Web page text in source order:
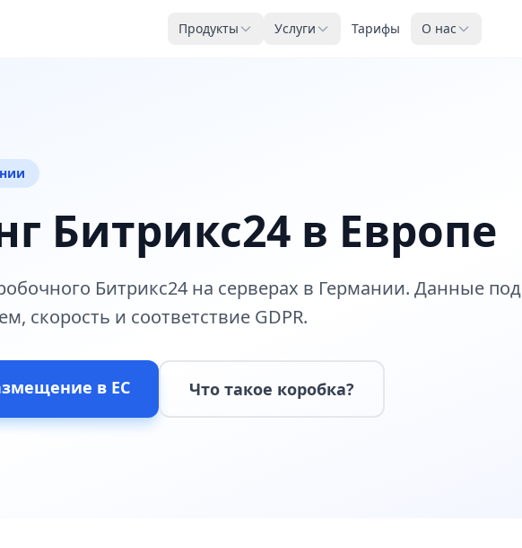
Продукты Услуги Тарифы О нас
Битрикс24 в Европе
Битрикс24 на серверах в Германии. Данные под
скорость и соответствие GDPR.
в ЕС Что такое коробка?